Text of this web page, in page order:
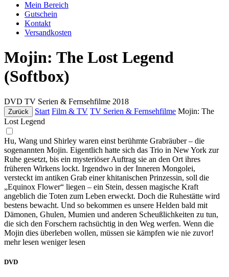
Mein Bereich
Gutschein
Kontakt
Versandkosten
Mojin: The Lost Legend
(Softbox)
DVD TV Serien & Fernsehfilme 2018
Zurück Start Film & TV TV Serien & Fernsehfilme Mojin: The
Lost Legend
Hu, Wang und Shirley waren einst berühmte Grabräuber – die
sogenannten Mojin. Eigentlich hatte sich das Trio in New York zur
Ruhe gesetzt, bis ein mysteriöser Auftrag sie an den Ort ihres
früheren Wirkens lockt. Irgendwo in der Inneren Mongolei,
versteckt im antiken Grab einer khitanischen Prinzessin, soll die
„Equinox Flower“ liegen – ein Stein, dessen magische Kraft
angeblich die Toten zum Leben erweckt. Doch die Ruhestätte wird
bestens bewacht. Und so bekommen es unsere Helden bald mit
Dämonen, Ghulen, Mumien und anderen Scheußlichkeiten zu tun,
die sich den Forschern rachsüchtig in den Weg werfen. Wenn die
Mojin dies überleben wollen, müssen sie kämpfen wie nie zuvor!
mehr lesen weniger lesen
DVD